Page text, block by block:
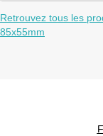
Retrouvez tous les
85x55mm